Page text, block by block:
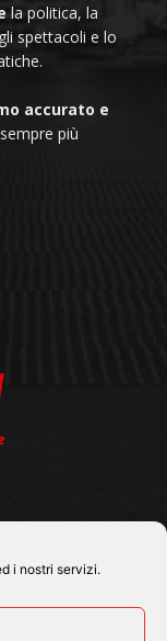
i nostri servizi.
la politica, la
spettacoli e lo
accurato e
più